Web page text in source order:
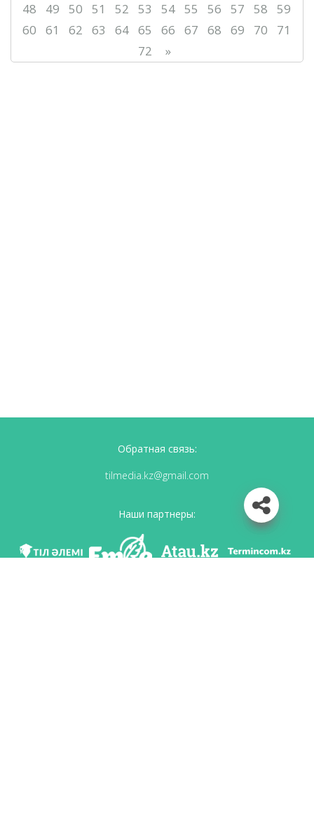
48
49 50 51 52 53 54 55 56 57 58
59
60
61 62 63 64 65 66 67 68 69 70
71
72
»
Обратная связь:
tilmedia.kz@gmail.com
Наши партнеры: